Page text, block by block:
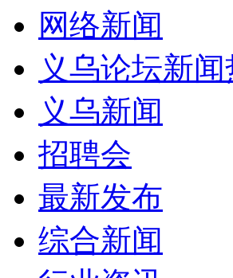
网络新闻
义乌论坛新闻
义乌新闻
招聘会
最新发布
综合新闻